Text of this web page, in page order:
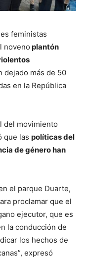
feministas
noveno plantón
dejado más de 50
en la República
del movimiento
que las políticas del
de género han
el parque Duarte,
proclamar que el
ejecutor, que es
la conducción de
los hechos de
expresó